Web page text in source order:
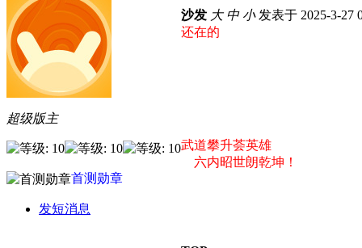
超级版主
首测勋章
发短消息
沙发 大 中 小发表于 2025-3-27
还在的
武道攀升荟英雄
六内昭世朗乾坤！